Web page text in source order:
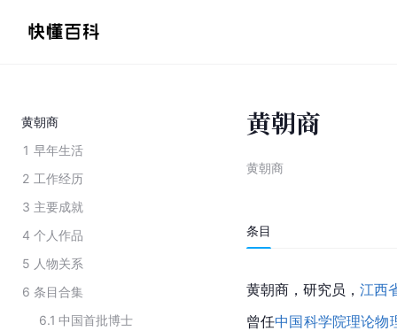
黄朝商
1 早年生活
2 工作经历
3 主要成就
4 个人作品
5 人物关系
6 条目合集
6.1 中国首批博士
黄朝商
黄朝商
条目
黄朝商，研究员， 江西
曾任中国科学院理论物